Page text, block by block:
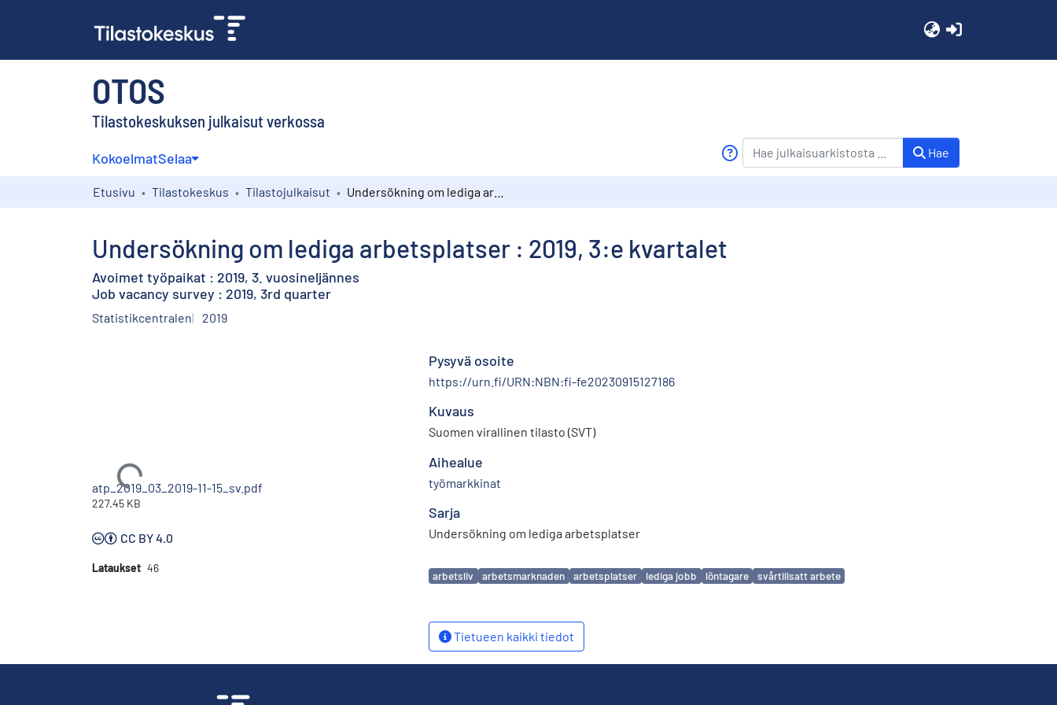
OTOS
Tilastokeskuksen julkaisut verkossa
KokoelmatSelaa Hae
Etusivu Tilastokeskus Tilastojulkaisut
Undersökning om lediga arbetsplatser : 2019, 3:e kvartalet
Avoimet työpaikat : 2019, 3. vuosineljännes
Job vacancy survey : 2019, 3rd quarter
Statistikcentralen 2019
Ladataan...
atp_2019_03_2019-11-15_sv.pdf
227.45 KB
CC BY 4.0
Lataukset 46
Pysyvä osoite
https://urn.fi/URN:NBN:fi-fe20230915127186
Kuvaus
Suomen virallinen tilasto (SVT)
Aihealue
työmarkkinat
Sarja
Undersökning om lediga arbetsplatser
Avainsanat
arbetsliv arbetsmarknaden arbetsplatser lediga jobb löntagare svårtillsatt arbete
Tietueen kaikki tiedot